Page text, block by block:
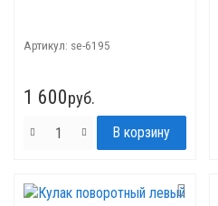
Артикул: se-6195
1 600руб.